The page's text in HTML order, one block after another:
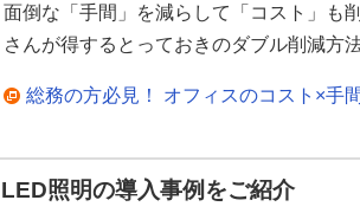
面倒な「手間」を減らして「コスト」も
さんが得するとっておきのダブル削減方
総務の方必見！ オフィスのコスト×手
LED照明の導入事例をご紹介